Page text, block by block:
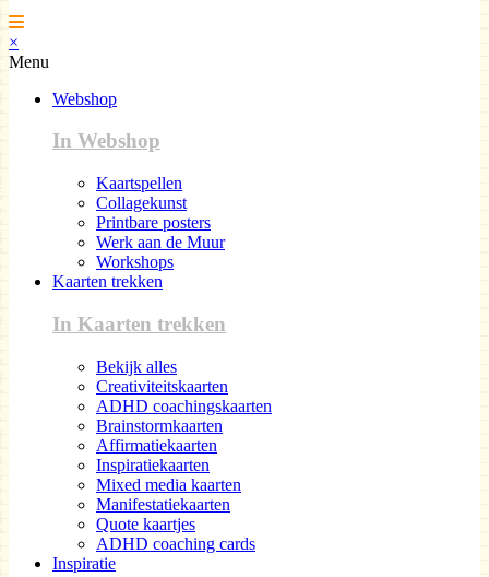
×
Menu
Webshop
In Webshop
Kaartspellen
Collagekunst
Printbare posters
Werk aan de Muur
Workshops
Kaarten trekken
In Kaarten trekken
Bekijk alles
Creativiteitskaarten
ADHD coachingskaarten
Brainstormkaarten
Affirmatiekaarten
Inspiratiekaarten
Mixed media kaarten
Manifestatiekaarten
Quote kaartjes
ADHD coaching cards
Inspiratie